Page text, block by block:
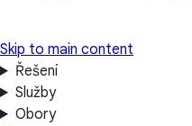
Skip to main content
Řešení
Služby
Obory